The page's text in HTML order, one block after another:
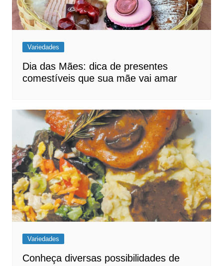
Variedades
Dia das Mães: dica de presentes
comestíveis que sua mãe vai amar
Variedades
Conheça diversas possibilidades de